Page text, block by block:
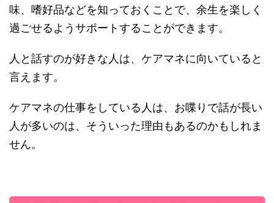
味、嗜好品などを知っておくことで、余生を楽しく
過ごせるようサポートすることができます。
人と話すのが好きな人は、ケアマネに向いていると
言えます。
ケアマネの仕事をしている人は、お喋りで話が長い
人が多いのは、そういった理由もあるのかもしれま
せん。